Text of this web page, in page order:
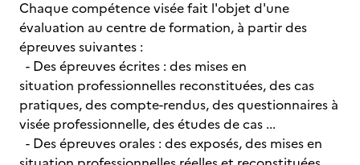
Chaque compétence visée fait l'objet d'une
évaluation au centre de formation, à partir des
épreuves suivantes :
- Des épreuves écrites : des mises en
situation professionnelles reconstituées, des cas
pratiques, des compte-rendus, des questionnaires à
visée professionnelle, des études de cas ...
- Des épreuves orales : des exposés, des mises en